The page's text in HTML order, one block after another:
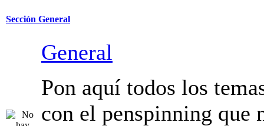
Sección General
General
Pon aquí todos los
relacionados con el